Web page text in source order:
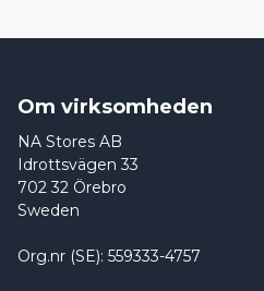
Om virksomheden
NA Stores AB
Idrottsvägen 33
702 32 Örebro
Sweden
Org.nr (SE): 559333-4757